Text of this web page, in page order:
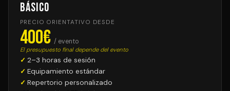
Básico
PRECIO ORIENTATIVO DESDE
400€ / evento
El presupuesto final depende del evento
2–3 horas de sesión
Equipamiento estándar
Repertorio personalizado